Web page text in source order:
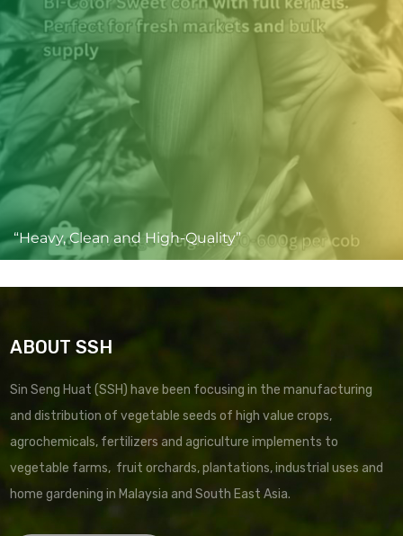
“Heavy, Clean and High-Quality”
ABOUT SSH
Sin Seng Huat (SSH) have been focusing in the manufacturing
and distribution of vegetable seeds of high value crops,
agrochemicals, fertilizers and agriculture implements to
vegetable farms, fruit orchards, plantations, industrial uses and
home gardening in Malaysia and South East Asia.